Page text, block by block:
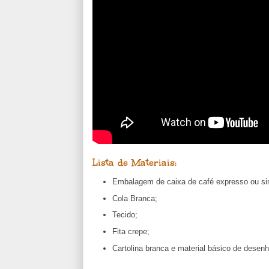
Lista de Materiais:
Embalagem de caixa de café expresso ou
Cola Branca;
Tecido;
Fita crepe;
Cartolina branca e material básico de